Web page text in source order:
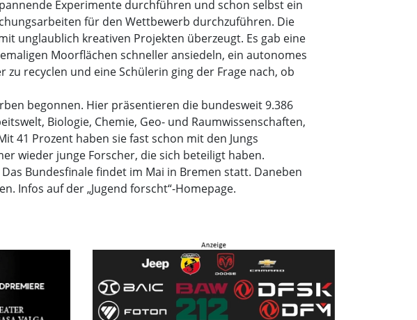
Experimente durchführen und schon selbst ein
für den Wettbewerb durchzuführen. Die
unglaublich kreativen Projekten überzeugt. Es gab eine
Moorflächen schneller ansiedeln, ein autonomes
recyclen und eine Schülerin ging der Frage nach, ob
begonnen. Hier präsentieren die bundesweit 9.386
Biologie, Chemie, Geo- und Raumwissenschaften,
41 Prozent haben sie fast schon mit den Jungs
wieder junge Forscher, die sich beteiligt haben.
Bundesfinale findet im Mai in Bremen statt. Daneben
Infos auf der „Jugend forscht“-Homepage.